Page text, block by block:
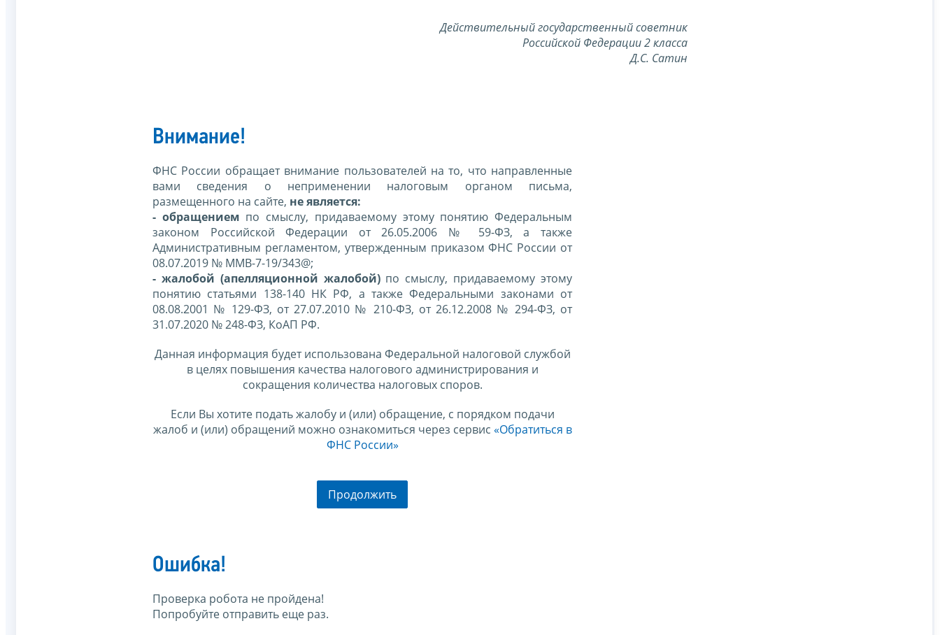
Действительный государственный советник
Российской Федерации 2 класса
Д.С. Сатин
Внимание!
ФНС России обращает внимание пользователей на то, что направленные
вами сведения о неприменении налоговым органом письма,
размещенного на сайте, не является:
- обращением по смыслу, придаваемому этому понятию Федеральным
законом Российской Федерации от 26.05.2006 № 59-ФЗ, а также
Административным регламентом, утвержденным приказом ФНС России от
08.07.2019 № ММВ-7-19/343@;
- жалобой (апелляционной жалобой)по смыслу, придаваемому этому
понятию статьями 138-140 НК РФ, а также Федеральными законами от
08.08.2001 № 129-ФЗ, от 27.07.2010 № 210-ФЗ, от 26.12.2008 № 294-ФЗ, от
31.07.2020 № 248-ФЗ, КоАП РФ.
Данная информация будет использована Федеральной налоговой службой
в целях повышения качества налогового администрирования и
сокращения количества налоговых споров.
Если Вы хотите подать жалобу и (или) обращение, с порядком подачи
жалоб и (или) обращений можно ознакомиться через сервис «Обратиться в
ФНС России»
Продолжить
Ошибка!
Проверка робота не пройдена!
Попробуйте отправить еще раз.